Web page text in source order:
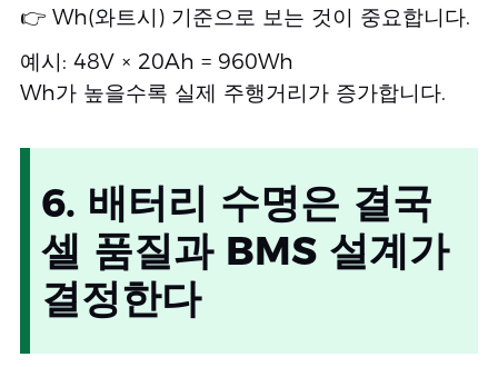
👉 Wh(와트시) 기준으로 보는 것이 중요합니다.
예시: 48V × 20Ah = 960Wh
Wh가 높을수록 실제 주행거리가 증가합니다.
6. 배터리 수명은 결국
셀 품질과 BMS 설계가
결정한다